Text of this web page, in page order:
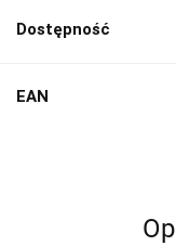
Dostępność
EAN